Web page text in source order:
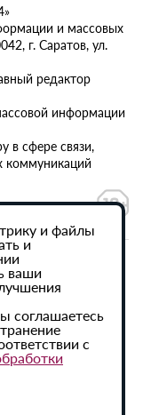
и массовых
г. Саратов, ул.
редактор
информации
в сфере связи,
коммуникаций
данных
активная
и файлы
и
ваши
соглашаетесь
с